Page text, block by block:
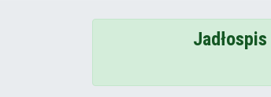
Jadłospis